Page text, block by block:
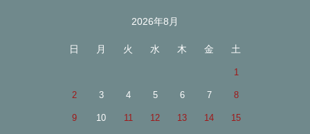
2026年8月
日 月 火 水 木 金 土
1
2 3 4 5 6 7 8
9 10 11 12 13 14 15